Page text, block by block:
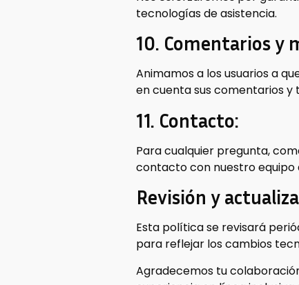
tecnologías de asistencia.
10. Comentarios y
Animamos a los usuarios a
en cuenta sus comentarios
11. Contacto:
Para cualquier pregunta,
contacto con nuestro equipo
Revisión y
Esta política se revisará
para reflejar los cambios
Agradecemos tu